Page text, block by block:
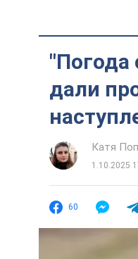
"Погода
дали
Катя
1.10.2025
60